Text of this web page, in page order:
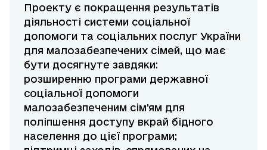
Проекту є покращення результатів
діяльності системи соціальної
допомоги та соціальних послуг України
для малозабезпечених сімей, що має
бути досягнуте завдяки:
розширенню програми державної
соціальної допомоги
малозабезпеченим сім’ям для
поліпшення доступу вкрай бідного
населення до цієї програми;